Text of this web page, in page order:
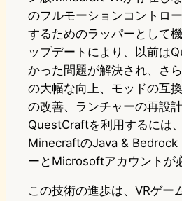
のフルモーションコントロ
するためのラッパーとして
ップデートにより、以前は
かった問題が解決され、さ
の大幅な向上、モッドの互
の改善、ランチャーの再設
QuestCraftを利用するには
MinecraftのJava & Bedrock
ーとMicrosoftアカウントが
この技術の進歩は、VRゲー